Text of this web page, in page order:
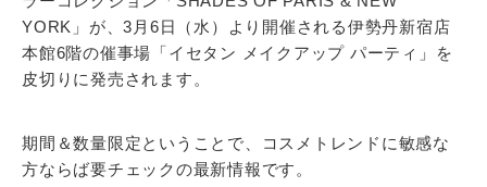
YORK」が、3月6日（水）より開催される伊勢丹新宿店
本館6階の催事場「イセタン メイクアップ パーティ」を
皮切りに発売されます。
期間＆数量限定ということで、コスメトレンドに敏感な
方ならば要チェックの最新情報です。